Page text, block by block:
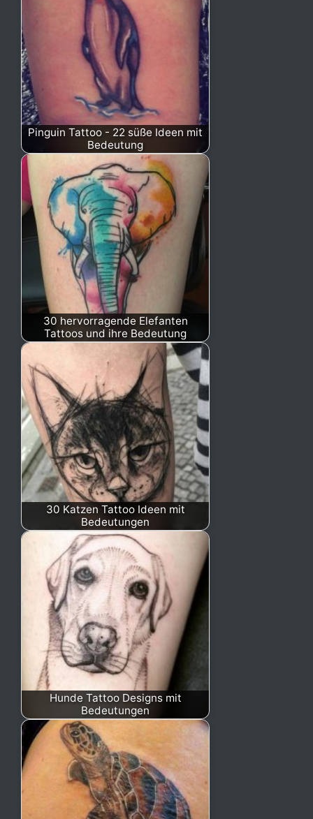
Pinguin Tattoo - 22 süße Ideen mit
Bedeutung
30 hervorragende Elefanten
Tattoos und ihre Bedeutung
30 Katzen Tattoo Ideen mit
Bedeutungen
Hunde Tattoo Designs mit
Bedeutungen